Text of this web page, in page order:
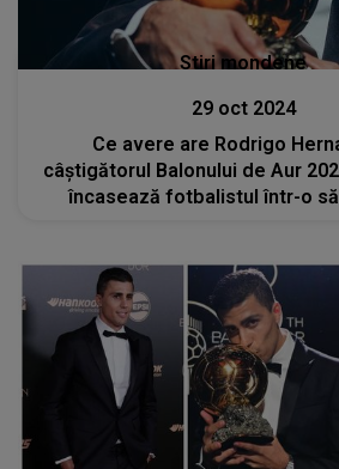
Stiri mondene
29 oct 2024
Ce avere are Rodrigo
câștigătorul Balonului de Aur
încasează fotbalistul într-o